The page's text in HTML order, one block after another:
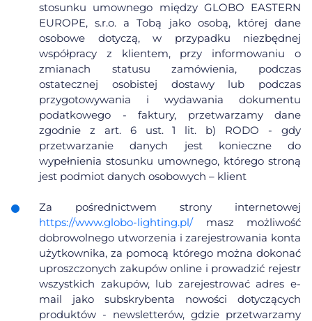
stosunku umownego między GLOBO EASTERN
EUROPE, s.r.o. a Tobą jako osobą, której dane
osobowe dotyczą, w przypadku niezbędnej
współpracy z klientem, przy informowaniu o
zmianach statusu zamówienia, podczas
ostatecznej osobistej dostawy lub podczas
przygotowywania i wydawania dokumentu
podatkowego - faktury, przetwarzamy dane
zgodnie z art. 6 ust. 1 lit. b) RODO - gdy
przetwarzanie danych jest konieczne do
wypełnienia stosunku umownego, którego stroną
jest podmiot danych osobowych – klient
Za pośrednictwem strony internetowej
https://www.globo-lighting.pl/masz możliwość
dobrowolnego utworzenia i zarejestrowania konta
użytkownika, za pomocą którego można dokonać
uproszczonych zakupów online i prowadzić rejestr
wszystkich zakupów, lub zarejestrować adres e-
mail jako subskrybenta nowości dotyczących
produktów - newsletterów, gdzie przetwarzamy